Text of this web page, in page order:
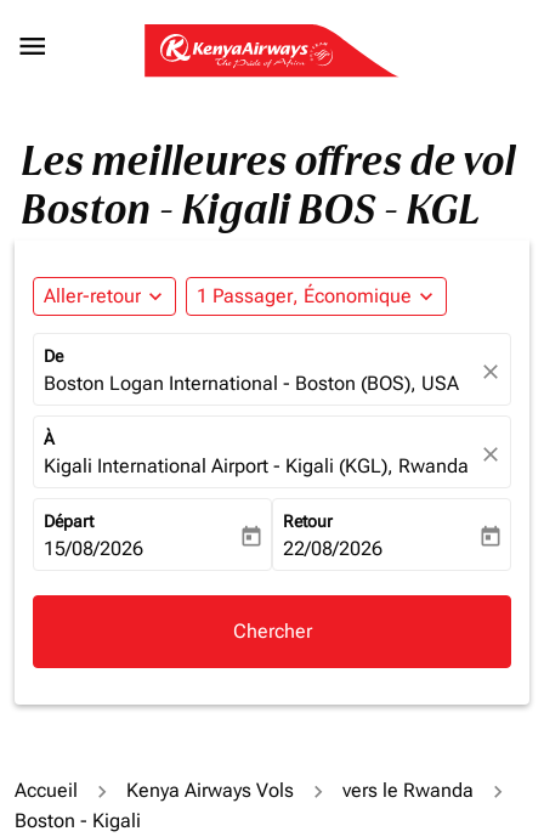

Les meilleures offres de vol
Boston - Kigali BOS - KGL
Aller-retour expand_more 1 Passager, Économique expand_more
De
Boston Logan International - Boston (BOS), USA close
À
Kigali International Airport - Kigali (KGL), Rwanda close
Départ
fc-booking-departure-date-aria-label
15/08/2026 today
Retour
fc-booking-return-date-aria-
22/08/2026 today
Chercher
Accueil Kenya Airways Vols
vers le Rwanda
Boston - Kigali